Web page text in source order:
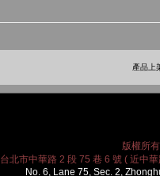
產品上
版權所
台北市中華路 2 段 75 巷 6 號 ( 近中
No. 6, Lane 75, Sec. 2,